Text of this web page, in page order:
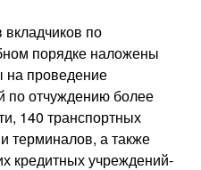
по
порядке наложены
на проведение
по отчуждению более
140 транспортных
терминалов, а также
кредитных учреждений-